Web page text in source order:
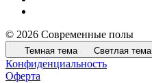
© 2026 Современные полы
Темная тема Светлая тема
Конфиденциальность
Оферта